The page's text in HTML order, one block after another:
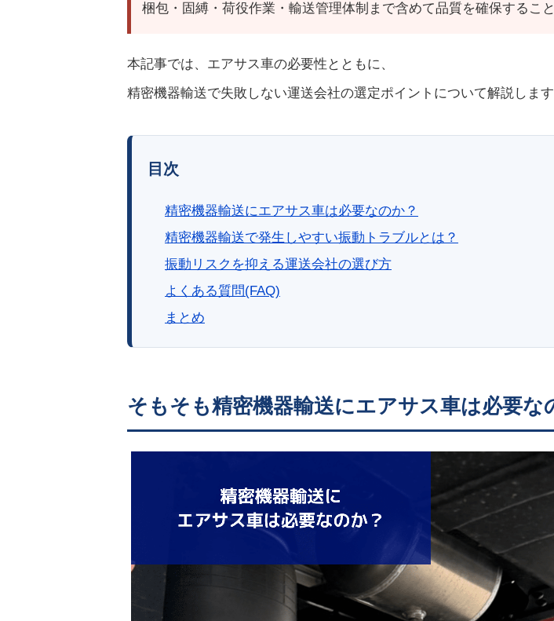
梱包・固縛・荷役作業・輸送管理体制まで含めて品質を確保すること
本記事では、エアサス車の必要性とともに、
精密機器輸送で失敗しない運送会社の選定ポイントについて解説します
目次
精密機器輸送にエアサス車は必要なのか？
精密機器輸送で発生しやすい振動トラブルとは？
振動リスクを抑える運送会社の選び方
よくある質問(FAQ)
まとめ
そもそも精密機器輸送にエアサス車は必要な